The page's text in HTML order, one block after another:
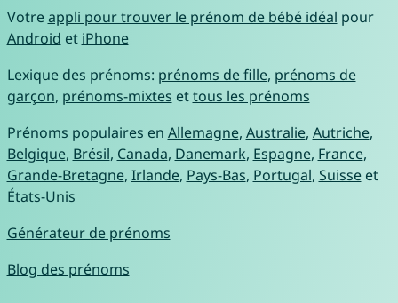
Votreappli pour trouver le prénom de bébé idéal pour
Android et iPhone
Lexique des prénoms: prénoms de fille, prénoms de
garçon, prénoms-mixtes ettous les prénoms
Prénoms populaires en Allemagne, Australie, Autriche,
Belgique, Brésil, Canada, Danemark, Espagne, France,
Grande-Bretagne, Irlande, Pays-Bas, Portugal, Suisseet
États-Unis
Générateur de prénoms
Blog des prénoms